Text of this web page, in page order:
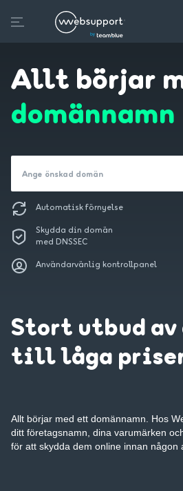
Skip
Allt börjar
domännamn
Ange önskad domän
Automatisk förnyelse
Skydda din domän
med DNSSEC
Användarvänlig kontrollpanel
Stort utbud av
till låga
Allt börjar med ett domännamn. Hos
ditt företagsnamn, dina varumärken
för att skydda dem online innan någon